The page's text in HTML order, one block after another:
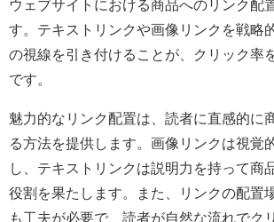
ウェブサイトにおける商品へのリンク配
す。テキストリンクや画像リンクを戦略
の視線を引き付けることが、クリック率
です。
魅力的なリンク配置は、読者に直感的に
る方法を提供します。画像リンクは視覚
し、テキストリンクは説明力を持って商
役割を果たします。また、リンクの配置
も工夫が必要で、読者が自然な流れでク